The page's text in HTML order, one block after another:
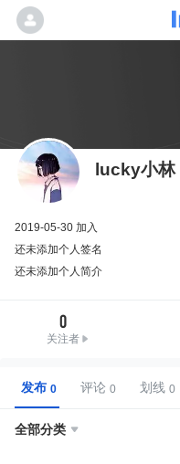
lucky小林
2019-05-30 加入
还未添加个人签名
还未添加个人简介
0
关注者
发布 评论 划线
全部分类 